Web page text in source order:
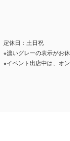
定休日：土日祝
※濃いグレーの表示がお休
※イベント出店中は、オ